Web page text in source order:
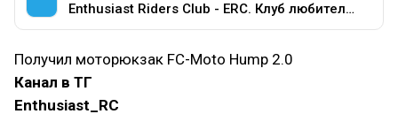
Enthusiast Riders Club - ERC. Клуб любителей мотоциклов разных марок.
Получил моторюкзак FC-Moto Hump 2.0
Канал в ТГ
Enthusiast_RC